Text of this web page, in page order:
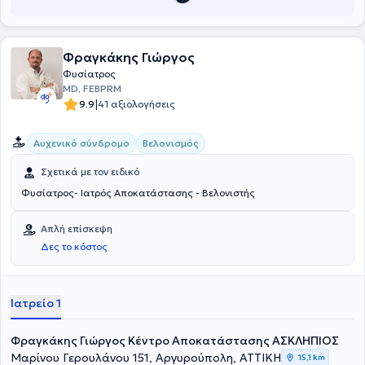
Φραγκάκης Γιώργος
Φυσίατρος
MD, FEBPRM
9.9|41 αξιολογήσεις
Αυχενικό σύνδρομο Βελονισμός
Σχετικά με τον ειδικό
Φυσίατρος- Ιατρός Αποκατάστασης - Βελονιστής
Απλή επίσκεψη
Δες το κόστος
Ιατρείο 1
Φραγκάκης Γιώργος Κέντρο Αποκατάστασης ΑΣΚΛΗΠΙΟΣ
Μαρίνου Γερουλάνου 151, Αργυρούπολη, ΑΤΤΙΚΗ
15,1 km